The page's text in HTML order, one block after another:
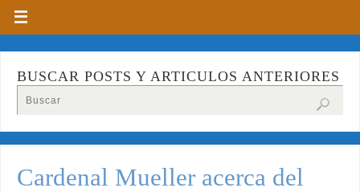
BUSCAR POSTS Y ARTICULOS ANTERIORES
Cardenal Mueller acerca del